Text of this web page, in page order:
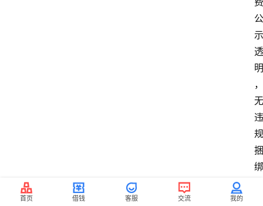
公
示
透
明
，
无
违
规
捆
绑
首页 借钱 客服 交流 我的